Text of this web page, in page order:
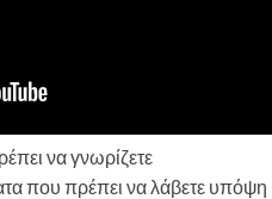
να γνωρίζετε
που πρέπει να λάβετε υπόψη